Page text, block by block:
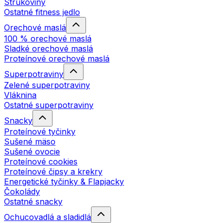
Strukoviny
Ostatné fitness jedlo
Orechové maslá
100 % orechové maslá
Sladké orechové maslá
Proteínové orechové maslá
Superpotraviny
Zelené superpotraviny
Vláknina
Ostatné superpotraviny
Snacky
Proteínové tyčinky
Sušené mäso
Sušené ovocie
Proteínové cookies
Proteínové čipsy a krekry
Energetické tyčinky & Flapjacky
Čokolády
Ostatné snacky
Ochucovadlá a sladidlá